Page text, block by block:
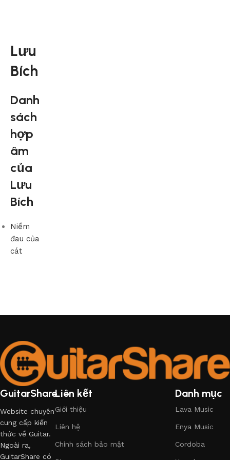
Lưu
Bích
Danh
sách
hợp
âm
của
Lưu
Bích
Niềm
đau của
cát
GuitarShare
Website chuyên
cung cấp kiến
thức về Guitar.
Ngoài ra,
GuitarShare có
Liên kết
Giới thiệu
Liên hệ
Chính sách bảo mật
Danh mục
Lava Music
Enya Music
Cordoba